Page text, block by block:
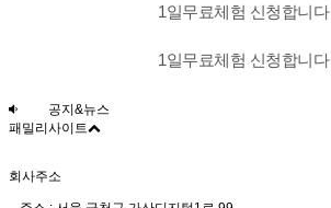
1일무료체험 신청합니다
1일무료체험 신청합니다
공지&뉴스
패밀리사이트
회사주소